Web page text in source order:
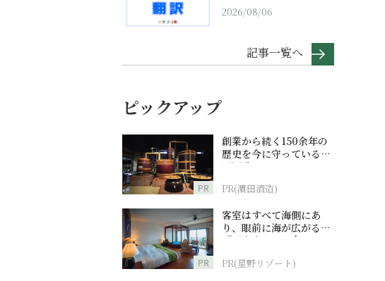
2026/08/06
記事一覧へ
ピックアップ
PR
創業から続く150余年の
歴史を今に守っている濵
田酒造
PR(濵田酒造)
PR
客室はすべて海側にあ
り、眼前に海が広がる
『西表島ホテル by 星野
PR(星野リゾート)